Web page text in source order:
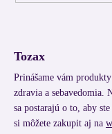
Tozax
Prinášame vám
zdravia a sebavedomia.
sa postarajú o to, aby
si môžete zakupit aj na